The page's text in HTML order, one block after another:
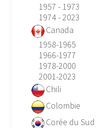
1957 - 1973
1974 - 2023
Canada
1958-1965
1966-1977
1978-2000
2001-2023
Chili
Colombie
Corée du Sud